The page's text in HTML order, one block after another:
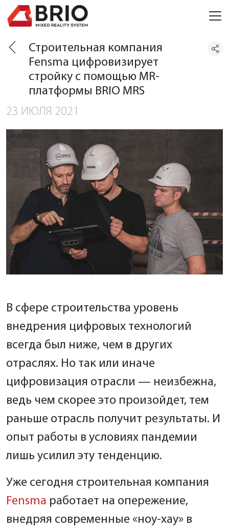
Строительная компания
Fensma цифровизирует
стройку с помощью MR-
платформы BRIO MRS
23 ИЮЛЯ 2021
В сфере строительства уровень
внедрения цифровых технологий
всегда был ниже, чем в других
отраслях. Но так или иначе
цифровизация отрасли — неизбежна,
ведь чем скорее это произойдет, тем
раньше отрасль получит результаты. И
опыт работы в условиях пандемии
лишь усилил эту тенденцию.
Уже сегодня строительная компания
Fensma работает на опережение,
внедряя современные «ноу-хау» в